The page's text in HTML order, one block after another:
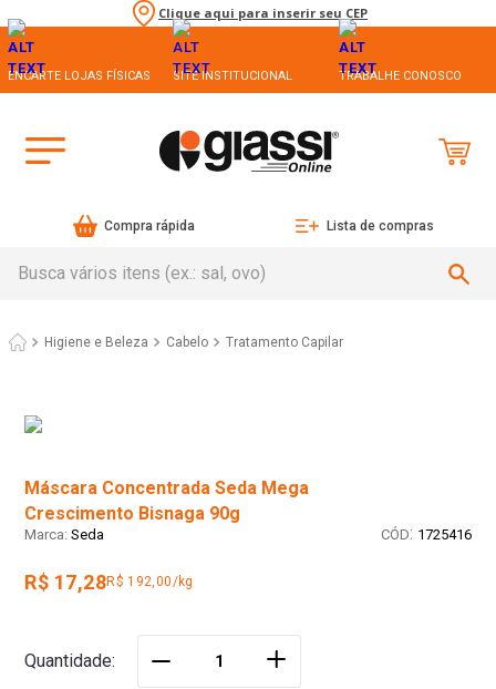
Clique aqui para inserir seu CEP
ENCARTE LOJAS FÍSICAS SITE INSTITUCIONAL TRABALHE CONOSCO
Compra rápida Lista de compras
Higiene e Beleza Cabelo Tratamento Capilar
Máscara Concentrada Seda Mega
Crescimento Bisnaga 90g
Seda : 1725416
R$ 17,28R$ 192,00/kg
Quantidade ＋